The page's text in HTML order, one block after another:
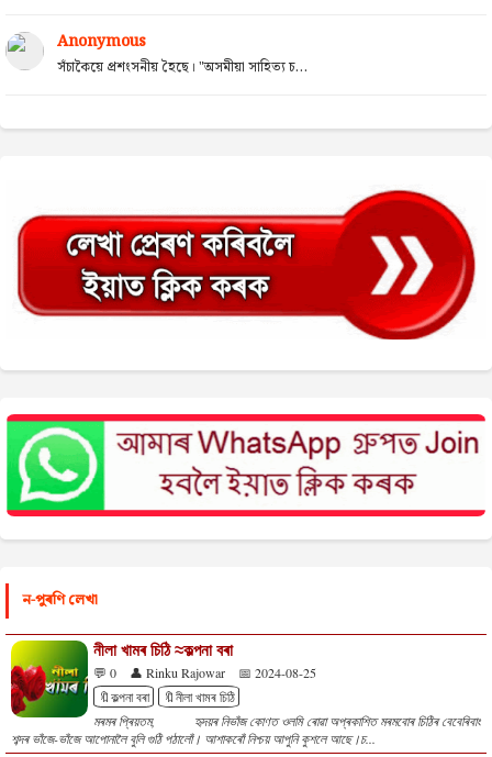
Anonymous
সঁচাকৈয়ে প্ৰশংসনীয় হৈছে। "অসমীয়া সাহিত্য চ...
ন-পুৰণি লেখা
নীলা খামৰ চিঠি ≈কল্পনা বৰা
💬 0 👤 Rinku Rajowar
📅 2024-08-25
🔖কল্পনা বৰা
🔖নীলা খামৰ চিঠি
মৰমৰ প্ৰিয়তম, হৃদয়ৰ নিভাঁজ কোণত ওলমি ৰোৱা অপ্ৰকাশিত মৰমবোৰ চিঠিৰ বেবেৰিবাং
শব্দৰ ভাঁজে-ভাঁজে আপোনালৈ বুলি গুঠি পঠালোঁ। আশাকৰোঁ নিশ্চয় আপুনি কুশলে আছে।চ...